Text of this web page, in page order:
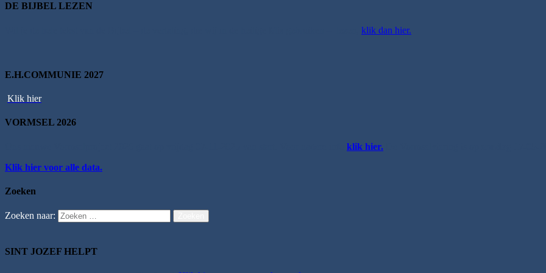
DE BIJBEL LEZEN
klik dan hier.
E.H.COMMUNIE 2027
Klik hier
VORMSEL 2026
klik hier.
Klik hier voor alle data.
Zoeken
Zoeken naar:
SINT JOZEF HELPT